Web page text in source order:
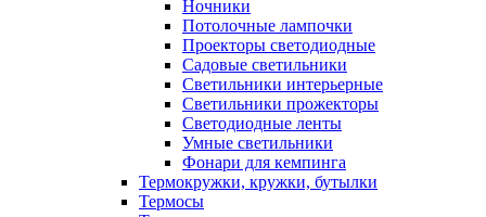
Ночники
Потолочные лампочки
Проекторы светодиодные
Садовые светильники
Светильники интерьерные
Светильники прожекторы
Светодиодные ленты
Умные светильники
Фонари для кемпинга
Термокружки, кружки, бутылки
Термосы